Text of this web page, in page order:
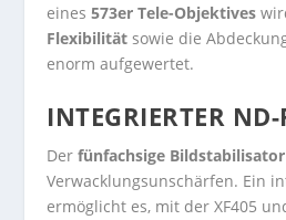
eines573er Tele-Objektives
Flexibilität sowie die
enorm aufgewertet.
INTEGRIERTER ND-
Der fünfachsige Bildstabilisator
Verwacklungsunschärfen. Ein
ermöglicht es, mit der XF405